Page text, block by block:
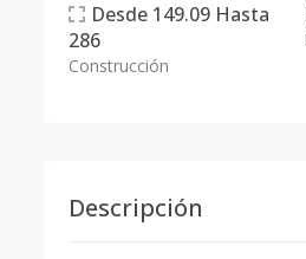
Desde 149.09 Hasta
286
Construcción
Descripción